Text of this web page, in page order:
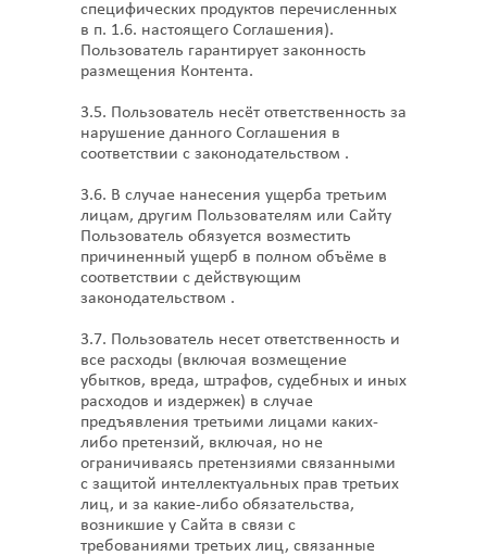
специфических продуктов перечисленных
в п. 1.6. настоящего Соглашения).
Пользователь гарантирует законность
размещения Контента.
3.5. Пользователь несёт ответственность за
нарушение данного Соглашения в
соответствии с законодательством .
3.6. В случае нанесения ущерба третьим
лицам, другим Пользователям или Сайту
Пользователь обязуется возместить
причиненный ущерб в полном объёме в
соответствии с действующим
законодательством .
3.7. Пользователь несет ответственность и
все расходы (включая возмещение
убытков, вреда, штрафов, судебных и иных
расходов и издержек) в случае
предъявления третьими лицами каких-
либо претензий, включая, но не
ограничиваясь претензиями связанными
с защитой интеллектуальных прав третьих
лиц, и за какие-либо обязательства,
возникшие у Сайта в связи с
требованиями третьих лиц, связанные